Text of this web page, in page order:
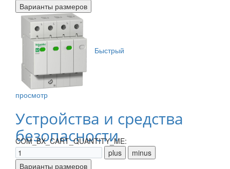
Быстрый
просмотр
Устройства и средства
безопасности
COM_BX_CART_QUANTITY_ME: